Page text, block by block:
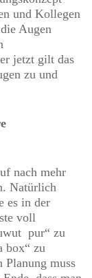
und Kollegen
Augen
jetzt gilt das
zu und
nach mehr
Natürlich
es in der
voll
pur“ zu
box“ zu
Planung muss